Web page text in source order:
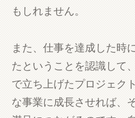
もしれません。
また、仕事を達成した時
たということを認識して
で立ち上げたプロジェク
な事業に成長させれば、